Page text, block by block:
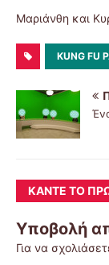
Μαριάνθη και
KUNG FU
ΚΆΝΤΕ ΤΟ
Υποβολή
Για να